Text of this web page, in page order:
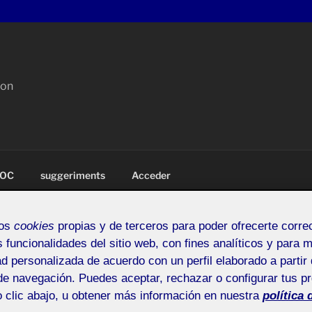
suggeriments Acceder
I ESTRATÈGIA
cookies propias y de terceros para poder ofrecerte
funcionalidades del sitio web, con fines analíticos y para
personalizada de acuerdo con un perfil elaborado a partir
navegación. Puedes aceptar, rechazar o configurar tus
clic abajo, u obtener más información en nuestra política